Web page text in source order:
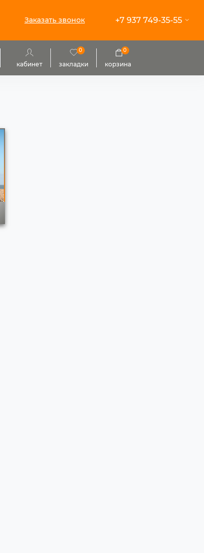
Заказать звонок +7 937 749-35-55
кабинет закладки
0
корзина
0